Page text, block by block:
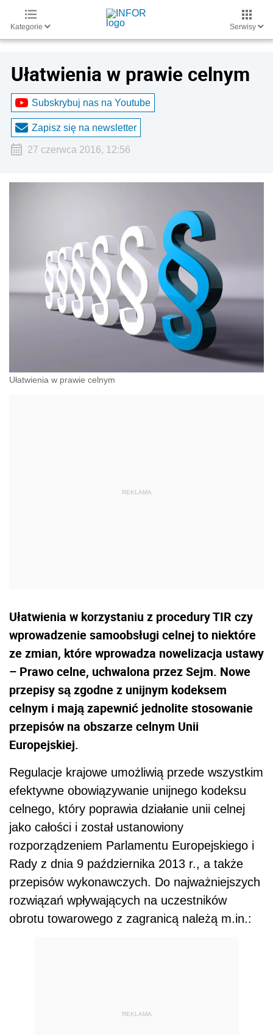
Kategorie Serwisy
Ułatwienia w prawie celnym
Subskrybuj nas na Youtube
Zapisz się na newsletter
27 czerwca 2016, 12:56
Ułatwienia w prawie celnym
Ułatwienia w korzystaniu z procedury TIR czy
wprowadzenie samoobsługi celnej to niektóre
ze zmian, które wprowadza nowelizacja ustawy
– Prawo celne, uchwalona przez Sejm. Nowe
przepisy są zgodne z unijnym kodeksem
celnym i mają zapewnić jednolite stosowanie
przepisów na obszarze celnym Unii
Europejskiej.
Regulacje krajowe umożliwią przede wszystkim
efektywne obowiązywanie unijnego kodeksu
celnego, który poprawia działanie unii celnej
jako całości i został ustanowiony
rozporządzeniem Parlamentu Europejskiego i
Rady z dnia 9 października 2013 r., a także
przepisów wykonawczych. Do najważniejszych
rozwiązań wpływających na uczestników
obrotu towarowego z zagranicą należą m.in.:
REKLAMA